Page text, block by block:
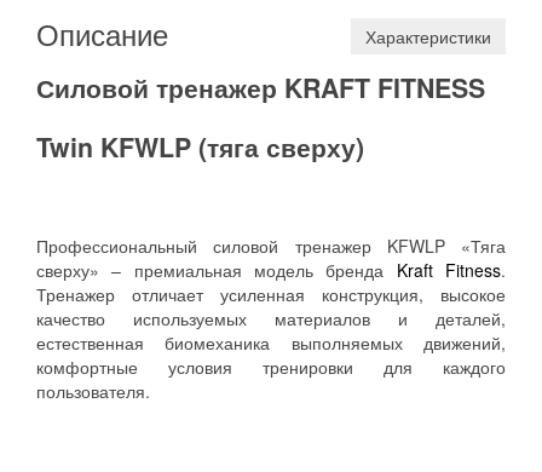
Описание Характеристики
Силовой тренажер KRAFT FITNESS
Twin KFWLP (тяга сверху)
Профессиональный силовой тренажер KFWLP «Тяга
сверху» – премиальная модель бренда Kraft Fitness.
Тренажер отличает усиленная конструкция, высокое
качество используемых материалов и деталей,
естественная биомеханика выполняемых движений,
комфортные условия тренировки для каждого
пользователя.